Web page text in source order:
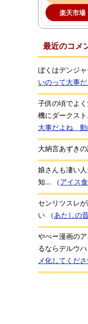
楽天市場
最近のコメ
ぼくはデンジャ
いのって大事
子供の頃でよ
機にダークス
大事だよね 動
大納言あずきの
娘さんも凄い
知...
（アイス
センリツスレ
い
（あたしの
やべー漫画の
るならデルウ
メ化してくだ